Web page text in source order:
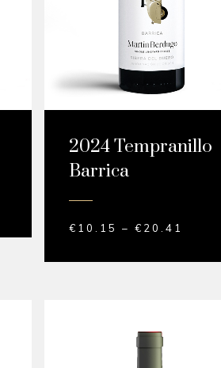
2024 Tempranillo
Barrica
€ 10.15 – € 20.41